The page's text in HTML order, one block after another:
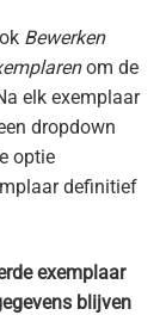
Bewerken
om de
elk exemplaar
dropdown
optie
definitief
exemplaar
blijven